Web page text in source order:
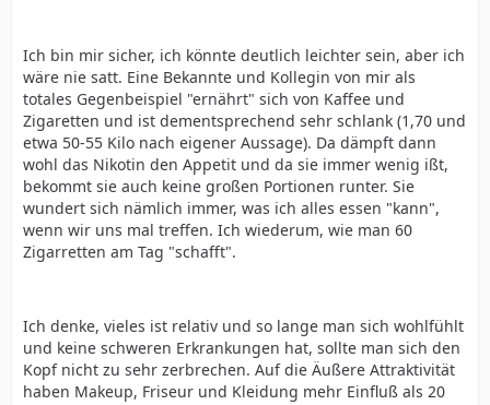
Ich bin mir sicher, ich könnte deutlich leichter sein, aber ich
wäre nie satt. Eine Bekannte und Kollegin von mir als
totales Gegenbeispiel "ernährt" sich von Kaffee und
Zigaretten und ist dementsprechend sehr schlank (1,70 und
etwa 50-55 Kilo nach eigener Aussage). Da dämpft dann
wohl das Nikotin den Appetit und da sie immer wenig ißt,
bekommt sie auch keine großen Portionen runter. Sie
wundert sich nämlich immer, was ich alles essen "kann",
wenn wir uns mal treffen. Ich wiederum, wie man 60
Zigarretten am Tag "schafft".
Ich denke, vieles ist relativ und so lange man sich wohlfühlt
und keine schweren Erkrankungen hat, sollte man sich den
Kopf nicht zu sehr zerbrechen. Auf die Äußere Attraktivität
haben Makeup, Friseur und Kleidung mehr Einfluß als 20